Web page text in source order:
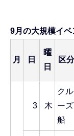
9月の大規模イベ
月 日
曜
日
区分
3 木
クル
ーズ
船